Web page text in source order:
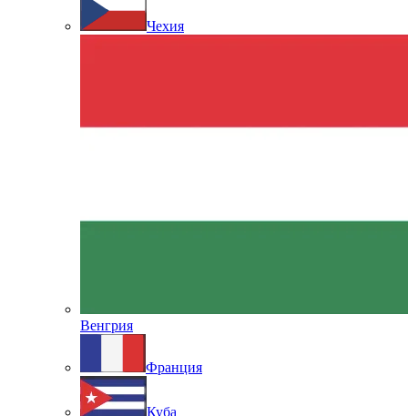
Чехия
Венгрия
Франция
Куба